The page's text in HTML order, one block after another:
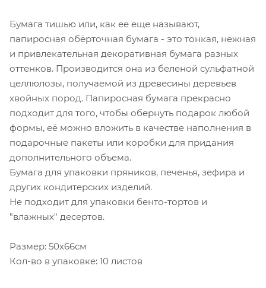
Бумага тишью или, как ее еще называют,
папиросная обёрточная бумага - это тонкая, нежная
и привлекательная декоративная бумага разных
оттенков. Производится она из беленой сульфатной
целлюлозы, получаемой из древесины деревьев
хвойных пород. Папиросная бумага прекрасно
подходит для того, чтобы обернуть подарок любой
формы, её можно вложить в качестве наполнения в
подарочные пакеты или коробки для придания
дополнительного объема.
Бумага для упаковки пряников, печенья, зефира и
других кондитерских изделий.
Не подходит для упаковки бенто-тортов и
"влажных" десертов.
Размер: 50х66см
Кол-во в упаковке: 10 листов